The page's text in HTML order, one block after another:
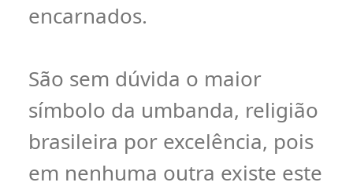
encarnados.
São sem dúvida o maior
símbolo da umbanda, religião
brasileira por excelência, pois
em nenhuma outra existe este